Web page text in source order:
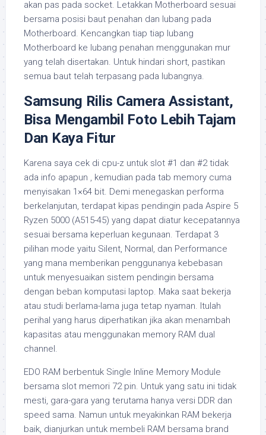
akan pas pada socket. Letakkan Motherboard sesuai
bersama posisi baut penahan dan lubang pada
Motherboard. Kencangkan tiap tiap lubang
Motherboard ke lubang penahan menggunakan mur
yang telah disertakan. Untuk hindari short, pastikan
semua baut telah terpasang pada lubangnya.
Samsung Rilis Camera Assistant,
Bisa Mengambil Foto Lebih Tajam
Dan Kaya Fitur
Karena saya cek di cpu-z untuk slot #1 dan #2 tidak
ada info apapun , kemudian pada tab memory cuma
menyisakan 1×64 bit. Demi menegaskan performa
berkelanjutan, terdapat kipas pendingin pada Aspire 5
Ryzen 5000 (A515-45) yang dapat diatur kecepatannya
sesuai bersama keperluan kegunaan. Terdapat 3
pilihan mode yaitu Silent, Normal, dan Performance
yang mana memberikan penggunanya kebebasan
untuk menyesuaikan sistem pendingin bersama
dengan beban komputasi laptop. Maka saat bekerja
atau studi berlama-lama juga tetap nyaman. Itulah
perihal yang harus diperhatikan jika akan menambah
kapasitas atau menggunakan memory RAM dual
channel.
EDO RAM berbentuk Single Inline Memory Module
bersama slot memori 72 pin. Untuk yang satu ini tidak
mesti, gara-gara yang terutama hanya versi DDR dan
speed sama. Namun untuk meyakinkan RAM bekerja
baik, dianjurkan untuk membeli RAM bersama brand